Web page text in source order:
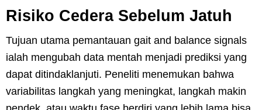
Risiko Cedera Sebelum Jatuh
Tujuan utama pemantauan gait and balance signals
ialah mengubah data mentah menjadi prediksi yang
dapat ditindaklanjuti. Peneliti menemukan bahwa
variabilitas langkah yang meningkat, langkah makin